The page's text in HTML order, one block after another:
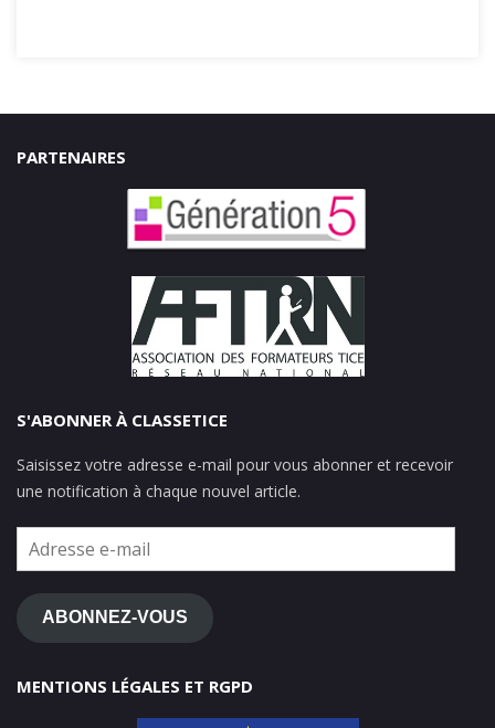
PARTENAIRES
S'ABONNER À CLASSETICE
Saisissez votre adresse e-mail pour vous abonner et recevoir
une notification à chaque nouvel article.
Adresse
mail
ABONNEZ-VOUS
MENTIONS LÉGALES ET RGPD